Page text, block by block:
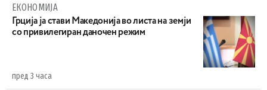
ЕКОНОМИЈА
Грција ја стави Македонија во листа на земји
со привилегиран даночен режим
пред 3 часа